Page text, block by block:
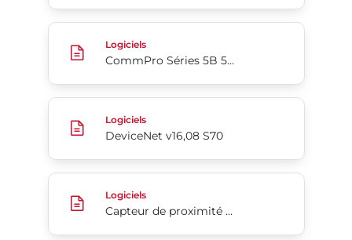
CommPro Séries 5B 5C
Logiciels
CommPro Séries 5B 5C
DeviceNet v16,08 S70
Logiciels
DeviceNet v16,08 S70
Capteur de proximité v1,10 Série 52 2N1
Logiciels
Capteur de proximité v1,10 Série 52 2N1